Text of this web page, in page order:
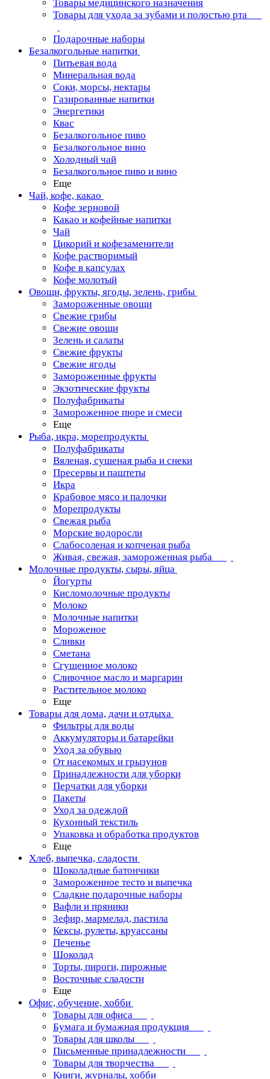
Товары медицинского назначения
Товары для ухода за зубами и полостью рта
Подарочные наборы
Безалкогольные напитки
Питьевая вода
Минеральная вода
Соки, морсы, нектары
Газированные напитки
Энергетики
Квас
Безалкогольное пиво
Безалкогольное вино
Холодный чай
Безалкогольное пиво и вино
Еще
Чай, кофе, какао
Кофе зерновой
Какао и кофейные напитки
Чай
Цикорий и кофезаменители
Кофе растворимый
Кофе в капсулах
Кофе молотый
Овощи, фрукты, ягоды, зелень, грибы
Замороженные овощи
Свежие грибы
Свежие овощи
Зелень и салаты
Свежие фрукты
Свежие ягоды
Замороженные фрукты
Экзотические фрукты
Полуфабрикаты
Замороженное пюре и смеси
Еще
Рыба, икра, морепродукты
Полуфабрикаты
Вяленая, сушеная рыба и снеки
Пресервы и паштеты
Икра
Крабовое мясо и палочки
Морепродукты
Свежая рыба
Морские водоросли
Слабосоленая и копченая рыба
Живая, свежая, замороженная рыба
Молочные продукты, сыры, яйца
Йогурты
Кисломолочные продукты
Молоко
Молочные напитки
Мороженое
Сливки
Сметана
Сгущенное молоко
Сливочное масло и маргарин
Растительное молоко
Еще
Товары для дома, дачи и отдыха
Фильтры для воды
Аккумуляторы и батарейки
Уход за обувью
От насекомых и грызунов
Принадлежности для уборки
Перчатки для уборки
Пакеты
Уход за одеждой
Кухонный текстиль
Упаковка и обработка продуктов
Еще
Хлеб, выпечка, сладости
Шоколадные батончики
Замороженное тесто и выпечка
Сладкие подарочные наборы
Вафли и пряники
Зефир, мармелад, пастила
Кексы, рулеты, круассаны
Печенье
Шоколад
Торты, пироги, пирожные
Восточные сладости
Еще
Офис, обучение, хобби
Товары для офиса
Бумага и бумажная продукция
Товары для школы
Письменные принадлежности
Товары для творчества
Книги, журналы, хобби